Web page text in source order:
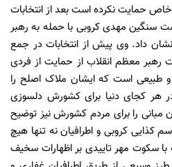
حمایت نکرده است بعد از انتخابات
مهدی کروبی با حمله به رهبر
داد. وی پیش از انتخابات در جمع
رهبر معظم انقلاب از حمایت از فردی
طبیعی است که ایشان ملاک اصلح را
هر کجای دنیا برای کشورش دلسوزی
مبانی را برای مردم کشورش نیز توضیح
کذایی کروبی و اطرافیان نه تنها هیچ
با سکوت مهر تاییدی بر اظهارات سخیف